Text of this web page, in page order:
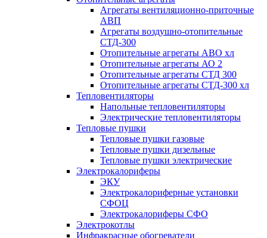
Агрегаты вентиляционно-приточные
АВП
Агрегаты воздушно-отопительные
СТД-300
Отопительные агрегаты АВО хл
Отопительные агрегаты АО 2
Отопительные агрегаты СТД 300
Отопительные агрегаты СТД-300 хл
Тепловентиляторы
Напольные тепловентиляторы
Электрические тепловентиляторы
Тепловые пушки
Тепловые пушки газовые
Тепловые пушки дизельные
Тепловые пушки электрические
Электрокалориферы
ЭКУ
Электрокалориферные установки
СФОЦ
Электрокалориферы СФО
Электрокотлы
Инфракрасные обогреватели